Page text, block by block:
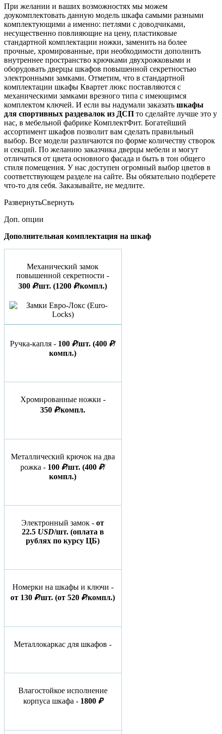
При желании и ваших возможностях мы можем
доукомплектовать данную модель шкафа самыми разными
комплектующими а именно: петлями с доводчиками,
несущественно повлияющие на цену, пластиковые
стандартной комплектации ножки, заменить на более
прочные, хромированные, при необходимости дополнить
внутреннее пространство крючками двухрожковыми и
оборудовать дверцы шкафов повышенной секретностью
электронными замками. Отметим, что в стандартной
комплектации шкафы Квартет люкс поставляются с
механическими замками врезного типа с имеющимся
комплектом ключей. И если вы надумали заказать шкафы
для спортивных раздевалок из ДСП то сделайте лучше это у
нас, в мебельной фабрике КомплектФит. Богатейший
ассортимент шкафов позволит вам сделать правильный
выбор. Все модели различаются по форме количеству створок
и секций. По желанию заказчика дверцы мебели и могут
отличаться от цвета основного фасада и быть в тон общего
стиля помещения. У нас доступен огромный выбор цветов в
соответствующем разделе на сайте. Вы обязательно подберете
что-то для себя. Заказывайте, не медлите.
РазвернутьСвернуть
Доп. опции
Дополнительная комплектация на шкаф
Механический замок
повышенной секретности -
300₽/шт. (1200₽/компл.)
Ручка-капля - 100₽/шт. (400₽/
компл.)
Хромированные ножки -
350₽/компл.
Металлический крючок на два
рожка - 100₽/шт. (400₽/
компл.)
Электронный замок -от
22.5 USD/шт. (оплата в
рублях по курсу ЦБ)
Номерки на шкафы и ключи -
от 130₽/шт. (от 520₽/компл.)
Металлокаркас для шкафов -
Влагостойкое исполнение
корпуса шкафа - 1800 ₽